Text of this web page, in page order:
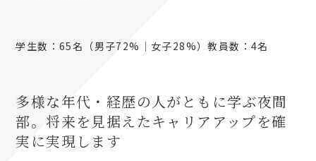
学生数：65名（男子72%｜女子28%）教員数：4名
多様な年代・経歴の人がともに学ぶ夜間
部。将来を見据えたキャリアアップを確
実に実現します